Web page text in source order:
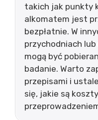
takich jak punkty
alkomatem jest
bezpłatnie. W
przychodniach
mogą być
badanie. Warto
przepisami i
się, jakie są